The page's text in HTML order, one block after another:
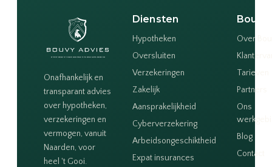
Onafhankelijk en
transparant advies
over hypotheken,
verzekeringen en
vermogen, vanuit
Naarden, voor
heel 't Gooi.
Diensten
Hypotheken
Oversluiten
Verzekeringen
Zakelijk
Aansprakelijkheid
Cyberverzekering
Arbeidsongeschiktheid
Expat insurances
Bouvy
Over
Tarieven
Partners
Ons
Blog
Contact